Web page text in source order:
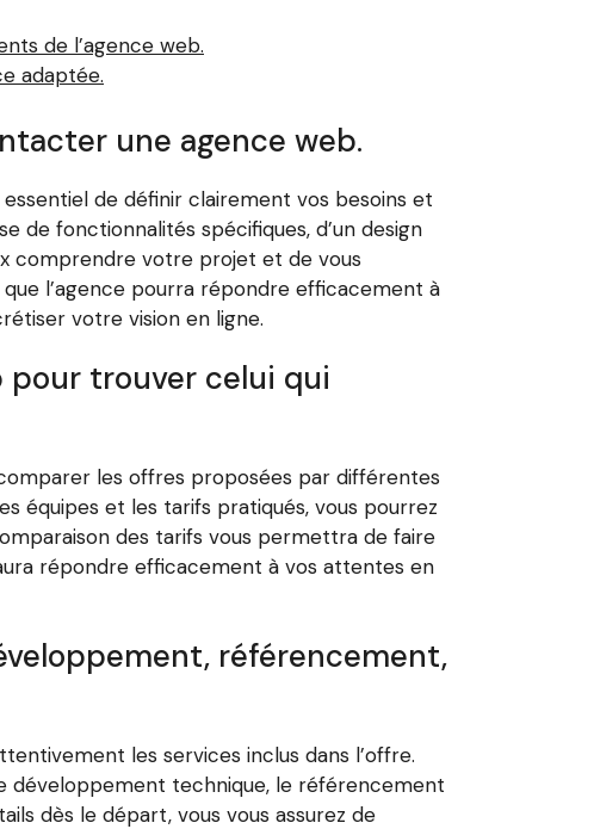
de l’agence web.
adaptée.
une agence web.
de définir clairement vos besoins et
de fonctionnalités spécifiques, d’un design
comprendre votre projet et de vous
l’agence pourra répondre efficacement à
votre vision en ligne.
trouver celui qui
les offres proposées par différentes
équipes et les tarifs pratiqués, vous pourrez
des tarifs vous permettra de faire
répondre efficacement à vos attentes en
référencement,
les services inclus dans l’offre.
développement technique, le référencement
dès le départ, vous vous assurez de